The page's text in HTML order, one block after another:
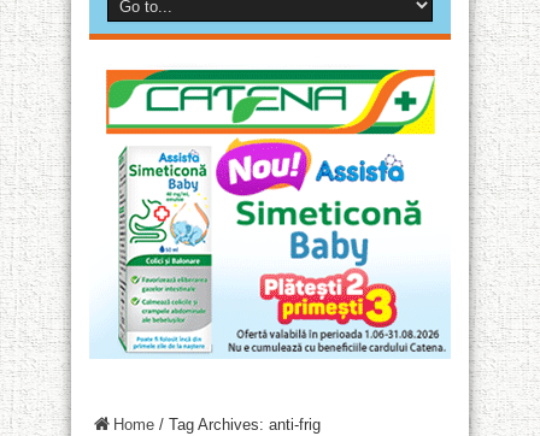
Home / Tag Archives: anti-frig